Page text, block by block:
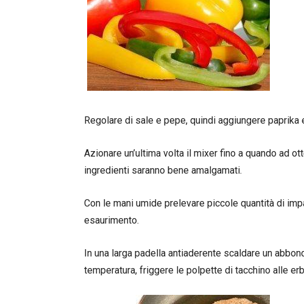
Regolare di sale e pepe, quindi aggiungere paprika
Azionare un’ultima volta il mixer fino a quando ad
ingredienti saranno bene amalgamati.
Con le mani umide prelevare piccole quantità di
esaurimento.
In una larga padella antiaderente scaldare un
temperatura, friggere le polpette di tacchino alle